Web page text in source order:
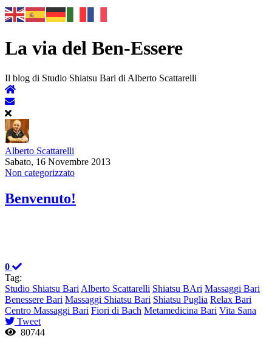
La via del Ben-Essere
Il blog di Studio Shiatsu Bari di Alberto Scattarelli
Alberto Scattarelli
Sabato, 16 Novembre 2013
Non categorizzato
Benvenuto!
0
Tag:
Studio Shiatsu Bari Alberto Scattarelli Shiatsu BAri Massaggi Bari
Benessere Bari Massaggi Shiatsu Bari Shiatsu Puglia Relax Bari
Centro Massaggi Bari Fiori di Bach Metamedicina Bari Vita Sana
Tweet
80744